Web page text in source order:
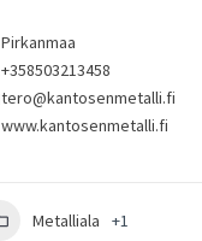
Pirkanmaa
+358503213458
tero@kantosenmetalli.fi
www.kantosenmetalli.fi
Metalliala +1